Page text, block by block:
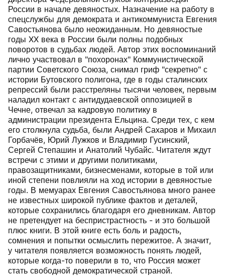
России в начале девяностых. Назначение на работу в
спецслужбы для демократа и антикоммуниста Евгения
Савостьянова было неожиданным. Но девяностые
годы XX века в России были полны подобных
поворотов в судьбах людей. Автор этих воспоминаний
лично участвовал в "похоронах" Коммунистической
партии Советского Союза, снимал гриф "секретно" с
истории Бутовского полигона, где в годы сталинских
репрессий были расстреляны тысячи человек, первым
наладил контакт с антидудаевской оппозицией в
Чечне, отвечал за кадровую политику в
администрации президента Ельцина. Среди тех, с кем
его столкнула судьба, были Андрей Сахаров и Михаил
Горбачёв, Юрий Лужков и Владимир Гусинский,
Сергей Степашин и Анатолий Чубайс. Читателя ждут
встречи с этими и другими политиками,
правозащитниками, бизнесменами, которые в той или
иной степени повлияли на ход истории в девяностые
годы. В мемуарах Евгения Савостьянова много ранее
не известных широкой публике фактов и деталей,
которые сохранились благодаря его дневникам. Автор
не претендует на беспристрастность - и это большой
плюс книги. В этой книге есть боль и радость,
сомнения и попытки осмыслить пережитое. А значит,
у читателя появляется возможность понять людей,
которые когда-то поверили в то, что Россия может
стать свободной демократической страной.